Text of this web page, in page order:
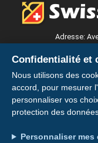
Adresse:
Konto:
Confidentialité et
Nous utilisons des
accord, pour mesurer
personnaliser vos
protection des
Personnaliser mes
Votre
Installez votre
avoir votre